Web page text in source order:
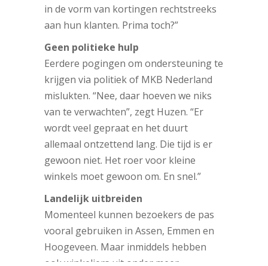
in de vorm van kortingen rechtstreeks
aan hun klanten. Prima toch?”
Geen politieke hulp
Eerdere pogingen om ondersteuning te
krijgen via politiek of MKB Nederland
mislukten. “Nee, daar hoeven we niks
van te verwachten”, zegt Huzen. “Er
wordt veel gepraat en het duurt
allemaal ontzettend lang. Die tijd is er
gewoon niet. Het roer voor kleine
winkels moet gewoon om. En snel.”
Landelijk uitbreiden
Momenteel kunnen bezoekers de pas
vooral gebruiken in Assen, Emmen en
Hoogeveen. Maar inmiddels hebben
ook winkeliers uit onder meer